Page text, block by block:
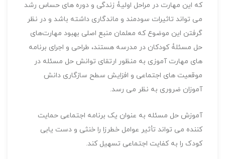
که این مهارت در مراحل اولیۀ زندگی و دوره های حساس رشد
می تواند تاثیرات سودمند و ماندگاری داشته باشد و در نظر
گرفتن این موضوع که معلمان منبع اصلی بهبود مهارت‌های
حل مسئلۀ کودکان در مدرسه هستند، طراحی و اجرای برنامه
های مهارت آموزی به منظور ارتقای توانش حل مسئله در
موقعیت های اجتماعی و افزایش سطح سازگاری دانش
آموزان ضروری به نظر می رسد.
آموزش حل مسئله به عنوان یک برنامه اجتماعی حمایت
کننده می تواند تأثیر عوامل خطرزا را خنثی و دست یابی
کودک را به کفایت اجتماعی تسهیل کند.